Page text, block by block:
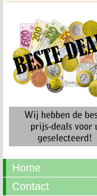
Home
Contact